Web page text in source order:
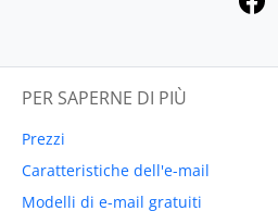
PER SAPERNE DI PIÙ
Prezzi
Caratteristiche dell'e-mail
Modelli di e-mail gratuiti